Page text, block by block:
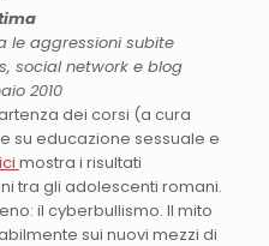
le aggressioni subite
social network e blog
2010
dei corsi (a cura
su educazione sessuale e
mostra i risultati
tra gli adolescenti romani.
il cyberbullismo. Il mito
sui nuovi mezzi di